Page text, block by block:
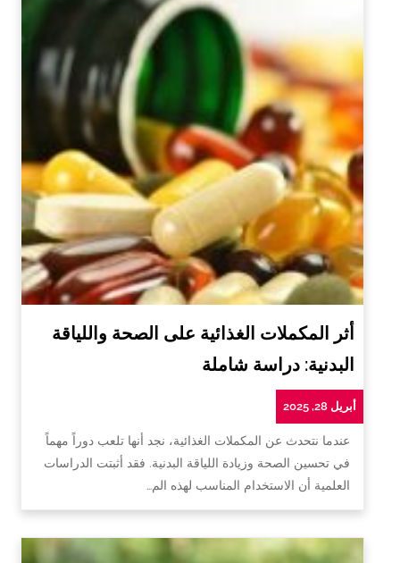
أثر المكملات الغذائية على الصحة واللياقة
البدنية: دراسة شاملة
أبريل 28, 2025
عندما نتحدث عن المكملات الغذائية، نجد أنها تلعب دوراً مهماً
في تحسين الصحة وزيادة اللياقة البدنية. فقد أثبتت الدراسات
العلمية أن الاستخدام المناسب لهذه الم…